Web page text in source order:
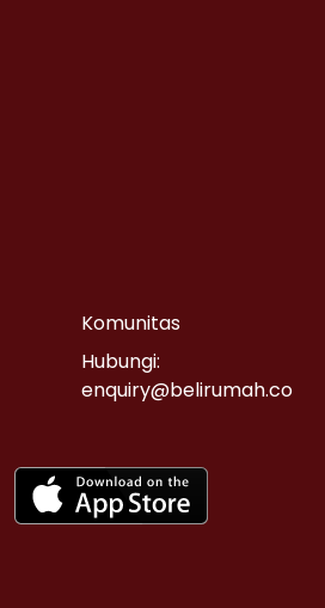
Komunitas
Hubungi:
enquiry@belirumah.co